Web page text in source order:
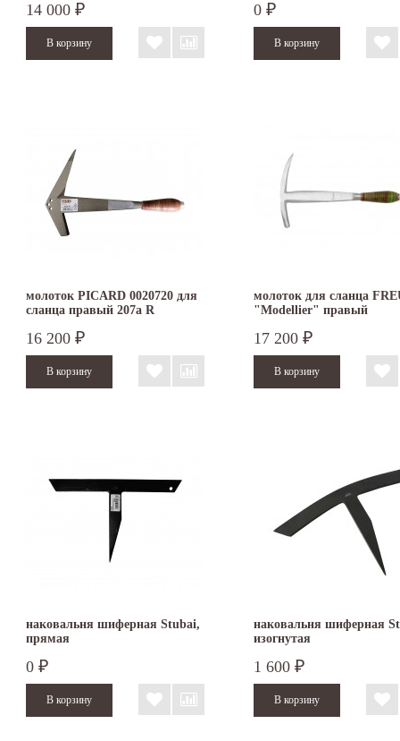
14 000 ₽ 0 ₽
молоток PICARD 0020720 для
сланца правый 207a R
16 200 ₽
молоток для сланца
"Modellier" правый
17 200 ₽
наковальня шиферная Stubai,
прямая
0 ₽
наковальня шиферная
изогнутая
1 600 ₽